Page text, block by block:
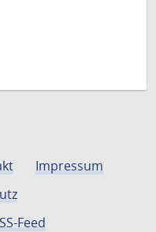
Impressum
Feed